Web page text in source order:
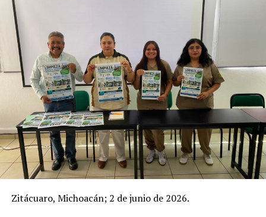
Zitácuaro, Michoacán; 2 de junio de 2026.